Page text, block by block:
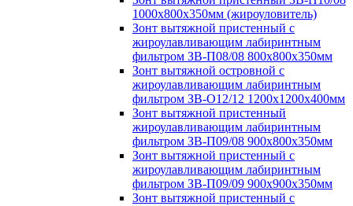
1000х800х350мм (жироуловитель)
Зонт вытяжной пристенный с
жироулавливающим лабиринтным
фильтром ЗВ-П08/08 800х800х350мм
Зонт вытяжной островной с
жироулавливающим лабиринтным
фильтром ЗВ-О12/12 1200х1200х400мм
Зонт вытяжной пристенный
жироулавливающим лабиринтным
фильтром ЗВ-П09/08 900х800х350мм
Зонт вытяжной пристенный с
жироулавливающим лабиринтным
фильтром ЗВ-П09/09 900х900х350мм
Зонт вытяжной пристенный с